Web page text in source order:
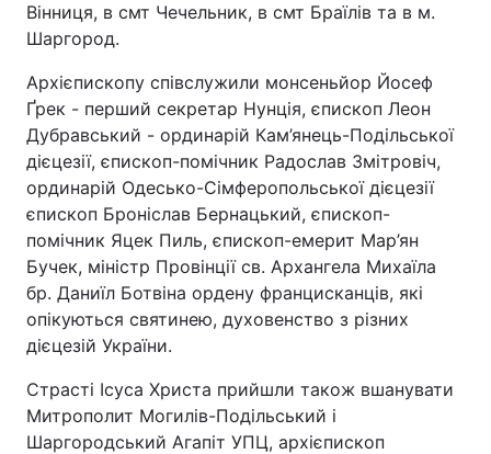
Вінниця, в смт Чечельник, в смт Браїлів та в м.
Шаргород.
Архієпископу співслужили монсеньйор Йосеф
Ґрек - перший секретар Нунція, єпископ Леон
Дубравський - ординарій Кам’янець-Подільської
дієцезії, єпископ-помічник Радослав Змітровіч,
ординарій Одесько-Сімферопольської дієцезії
єпископ Броніслав Бернацький, єпископ-
помічник Яцек Пиль, єпископ-емерит Мар’ян
Бучек, міністр Провінції св. Архангела Михаїла
бр. Даниїл Ботвіна ордену францисканців, які
опікуються святинею, духовенство з різних
дієцезій України.
Страсті Ісуса Христа прийшли також вшанувати
Митрополит Могилів-Подільський і
Шаргородський Агапіт УПЦ, архієпископ